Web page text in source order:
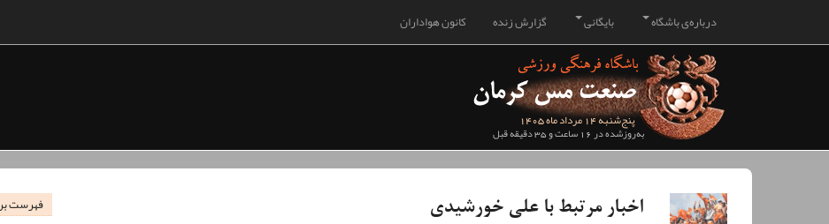
کانون هواداران گزارش زنده بایگانی درباره‌ی باشگاه
پنج‌شنبه 14 مرداد ماه 1405
به‌روزشده در 16 ساعت و 35 دقیقه قبل
اخبار مرتبط با علی خورشیدی
فهرست